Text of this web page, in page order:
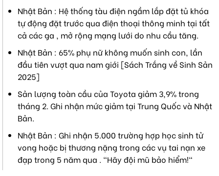
Nhật Bản : Hệ thống tàu điện ngầm lắp đặt tủ khóa
tự động đặt trước qua điện thoại thông minh tại tất
cả các ga , mở rộng mạng lưới do nhu cầu tăng.
Nhật Bản : 65% phụ nữ không muốn sinh con, lần
đầu tiên vượt qua nam giới [Sách Trắng về Sinh Sản
2025]
Sản lượng toàn cầu của Toyota giảm 3,9% trong
tháng 2. Ghi nhận mức giảm tại Trung Quốc và Nhật
Bản.
Nhật Bản : Ghi nhận 5.000 trường hợp học sinh tử
vong hoặc bị thương nặng trong các vụ tai nạn xe
đạp trong 5 năm qua . "Hãy đội mũ bảo hiểm!"